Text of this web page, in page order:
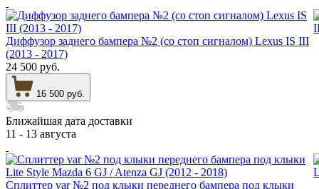
Диффузор заднего бампера №2 (со стоп сигналом) Lexus IS III
(2013 - 2017)
24 500 руб.
16 500 руб.
Ближайшая дата доставки
11 - 13 августа
Сплиттер var №2 под клыки переднего бампера под клыки